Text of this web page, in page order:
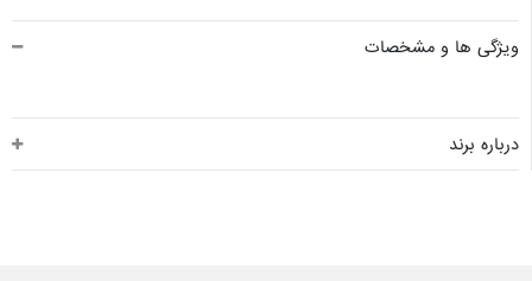
ویژگی ها و مشخصات
درباره برند